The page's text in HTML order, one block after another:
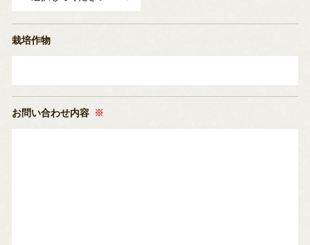
栽培作物
お問い合わせ内容 ※